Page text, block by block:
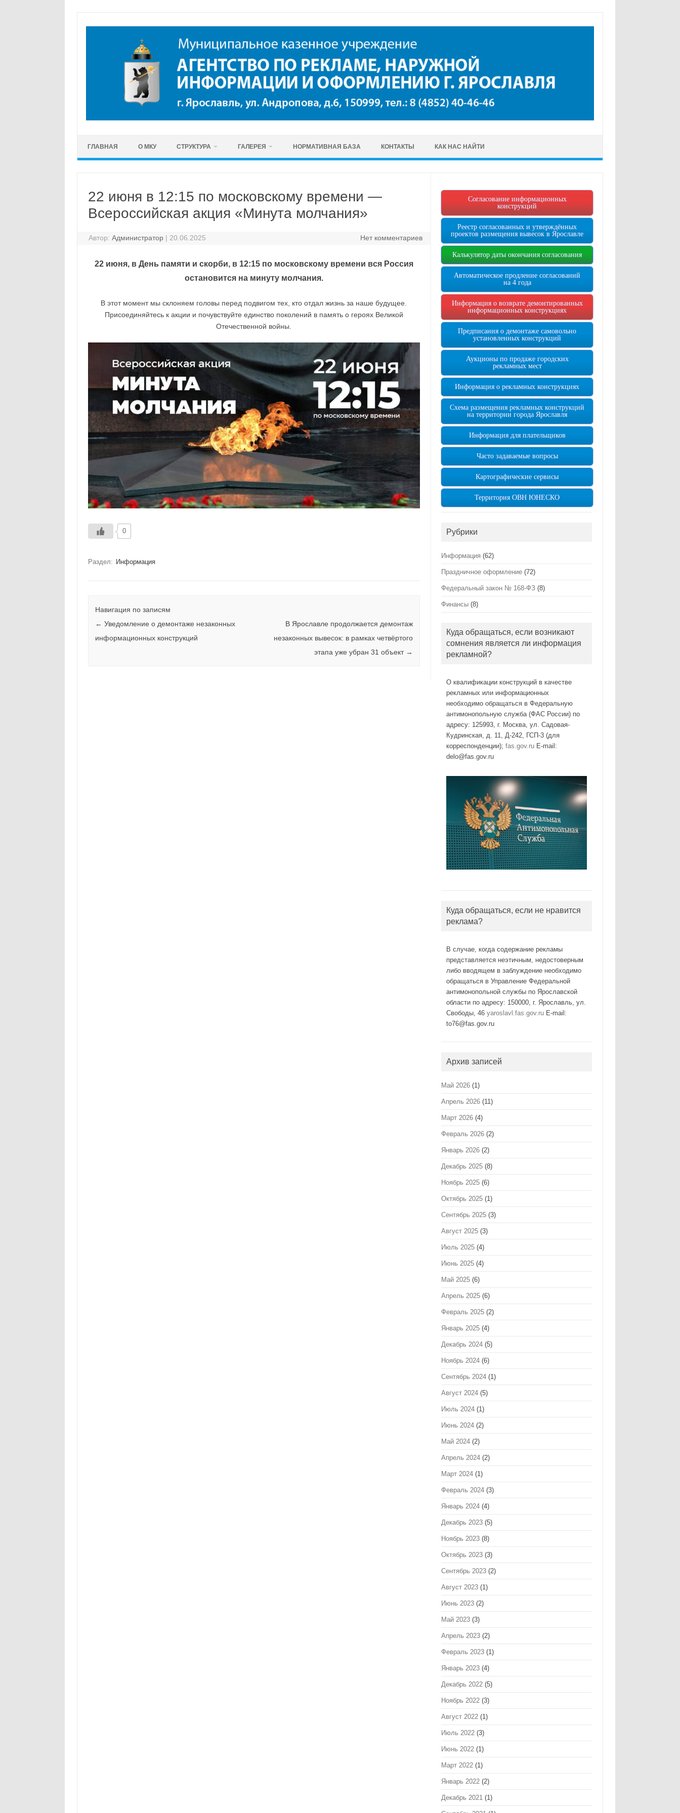
ГЛАВНАЯ О МКУ СТРУКТУРА ГАЛЕРЕЯ НОРМАТИВНАЯ БАЗА КОНТАКТЫ КАК НАС НАЙТИ
22 июня в 12:15 по московскому времени —
Всероссийская акция «Минута молчания»
Автор:Администратор | 20.06.2025 Нет комментариев
22 июня, в День памяти и скорби, в 12:15 по московскому времени вся Россия
остановится на минуту молчания.
В этот момент мы склоняем головы перед подвигом тех, кто отдал жизнь за наше будущее.
Присоединяйтесь к акции и почувствуйте единство поколений в память о героях Великой
Отечественной войны.
0
Раздел: Информация
Навигация по записям
← Уведомление о демонтаже незаконных
информационных конструкций
В Ярославле продолжается демонтаж
незаконных вывесок: в рамках четвёртого
этапа уже убран 31 объект →
Согласование информационных
конструкций
Реестр согласованных и утверждённых
проектов размещения вывесок в Ярославле
Калькулятор даты окончания согласования
Автоматическое продление согласований
на 4 года
Информация о возврате демонтированных
информационных конструкциях
Предписания о демонтаже самовольно
установленных конструкций
Аукционы по продаже городских
рекламных мест
Информация о рекламных конструкциях
Схема размещения рекламных конструкций
на территории города Ярославля
Информация для плательщиков
Часто задаваемые вопросы
Картографические сервисы
Территория ОВН ЮНЕСКО
Рубрики
Информация (62)
Праздничное оформление (72)
Федеральный закон № 168-ФЗ (8)
Финансы (8)
Куда обращаться, если возникают
сомнения является ли информация
рекламной?
О квалификации конструкций в качестве
рекламных или информационных
необходимо обращаться в Федеральную
антимонопольную служба (ФАС России) по
адресу: 125993, г. Москва, ул. Садовая-
Кудринская, д. 11, Д-242, ГСП-3 (для
корреспонденции);fas.gov.ru E-mail:
delo@fas.gov.ru
Куда обращаться, если не нравится
реклама?
В случае, когда содержание рекламы
представляется неэтичным, недостоверным
либо вводящем в заблуждение необходимо
обращаться в Управление Федеральной
антимонопольной службы по Ярославской
области по адресу: 150000, г. Ярославль, ул.
Свободы, 46yaroslavl.fas.gov.ru E-mail:
to76@fas.gov.ru
Архив записей
Май 2026 (1)
Апрель 2026 (11)
Март 2026 (4)
Февраль 2026 (2)
Январь 2026 (2)
Декабрь 2025 (8)
Ноябрь 2025 (6)
Октябрь 2025 (1)
Сентябрь 2025 (3)
Август 2025 (3)
Июль 2025 (4)
Июнь 2025 (4)
Май 2025 (6)
Апрель 2025 (6)
Февраль 2025 (2)
Январь 2025 (4)
Декабрь 2024 (5)
Ноябрь 2024 (6)
Сентябрь 2024 (1)
Август 2024 (5)
Июль 2024 (1)
Июнь 2024 (2)
Май 2024 (2)
Апрель 2024 (2)
Март 2024 (1)
Февраль 2024 (3)
Январь 2024 (4)
Декабрь 2023 (5)
Ноябрь 2023 (8)
Октябрь 2023 (3)
Сентябрь 2023 (2)
Август 2023 (1)
Июнь 2023 (2)
Май 2023 (3)
Апрель 2023 (2)
Февраль 2023 (1)
Январь 2023 (4)
Декабрь 2022 (5)
Ноябрь 2022 (3)
Август 2022 (1)
Июль 2022 (3)
Июнь 2022 (1)
Март 2022 (1)
Январь 2022 (2)
Декабрь 2021 (1)